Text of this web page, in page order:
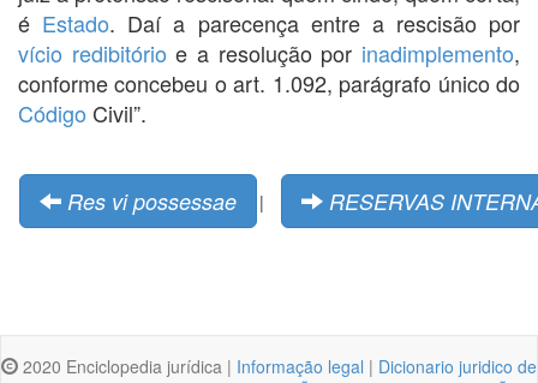
é Estado. Daí a parecença entre a rescisão por
vício redibitório e a resolução por inadimplemento,
conforme concebeu o art. 1.092, parágrafo único do
Código Civil”.
Res vi possessae | RESERVAS
2020 Enciclopedia jurídica | Informação legal | Dicionario juridico de